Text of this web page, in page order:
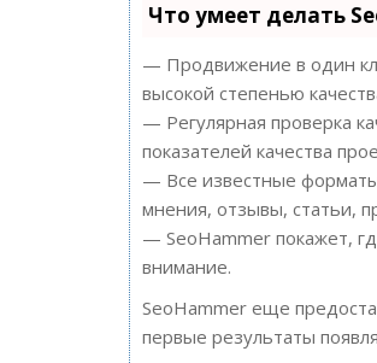
Что умеет делать
— Продвижение в один
высокой степенью
— Регулярная проверка
показателей качества
— Все известные
мнения, отзывы, статьи,
— SeoHammer покажет,
внимание.
SeoHammer еще
первые результаты